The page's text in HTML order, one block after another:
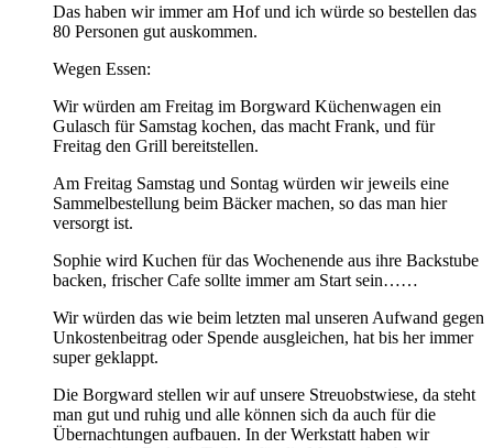
Das haben wir immer am Hof und ich würde so bestellen das
80 Personen gut auskommen.
Wegen Essen:
Wir würden am Freitag im Borgward Küchenwagen ein
Gulasch für Samstag kochen, das macht Frank, und für
Freitag den Grill bereitstellen.
Am Freitag Samstag und Sontag würden wir jeweils eine
Sammelbestellung beim Bäcker machen, so das man hier
versorgt ist.
Sophie wird Kuchen für das Wochenende aus ihre Backstube
backen, frischer Cafe sollte immer am Start sein……
Wir würden das wie beim letzten mal unseren Aufwand gegen
Unkostenbeitrag oder Spende ausgleichen, hat bis her immer
super geklappt.
Die Borgward stellen wir auf unsere Streuobstwiese, da steht
man gut und ruhig und alle können sich da auch für die
Übernachtungen aufbauen. In der Werkstatt haben wir